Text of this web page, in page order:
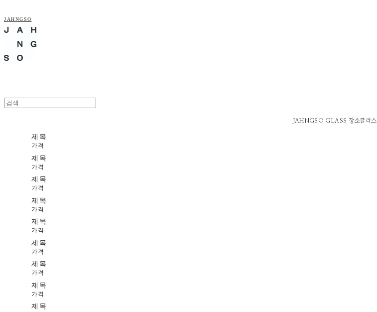
JAHNGSO
JAHNGSO GLASS 장소글라스
제목
가격
제목
가격
제목
가격
제목
가격
제목
가격
제목
가격
제목
가격
제목
가격
제목